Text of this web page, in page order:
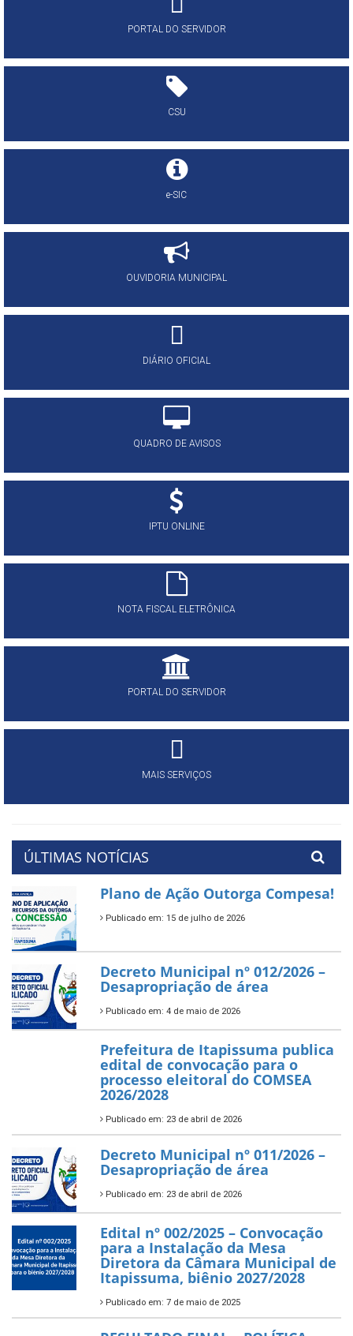
PORTAL DO SERVIDOR
CSU
e-SIC
OUVIDORIA MUNICIPAL
DIÁRIO OFICIAL
QUADRO DE AVISOS
IPTU ONLINE
NOTA FISCAL ELETRÔNICA
PORTAL DO SERVIDOR
MAIS SERVIÇOS
ÚLTIMAS NOTÍCIAS
Plano de Ação Outorga Compesa!
Publicado em: 15 de julho de 2026
Decreto Municipal nº 012/2026 –
Desapropriação de área
Publicado em: 4 de maio de 2026
Prefeitura de Itapissuma publica
edital de convocação para o
processo eleitoral do COMSEA
2026/2028
Publicado em: 23 de abril de 2026
Decreto Municipal nº 011/2026 –
Desapropriação de área
Publicado em: 23 de abril de 2026
Edital nº 002/2025 – Convocação
para a Instalação da Mesa
Diretora da Câmara Municipal de
Itapissuma, biênio 2027/2028
Publicado em: 7 de maio de 2025